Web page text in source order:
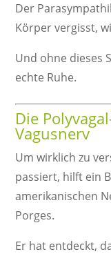
Der
Körper vergisst,
Und ohne dieses
echte Ruhe.
Die
Vagusnerv
Um wirklich zu
passiert, hilft ein
amerikanischen
Porges.
Er hat entdeckt,